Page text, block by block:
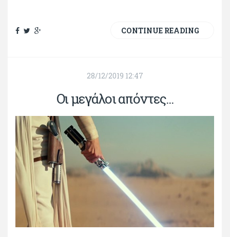
CONTINUE READING
28/12/2019 12:47
Οι μεγάλοι απόντες...